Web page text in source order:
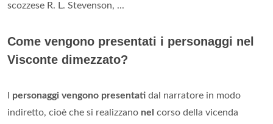
scozzese R. L. Stevenson, ...
Come vengono presentati i personaggi nel
Visconte dimezzato?
personaggi vengono presentati dal narratore in modo
indiretto, cioè che si realizzano nel corso della vicenda